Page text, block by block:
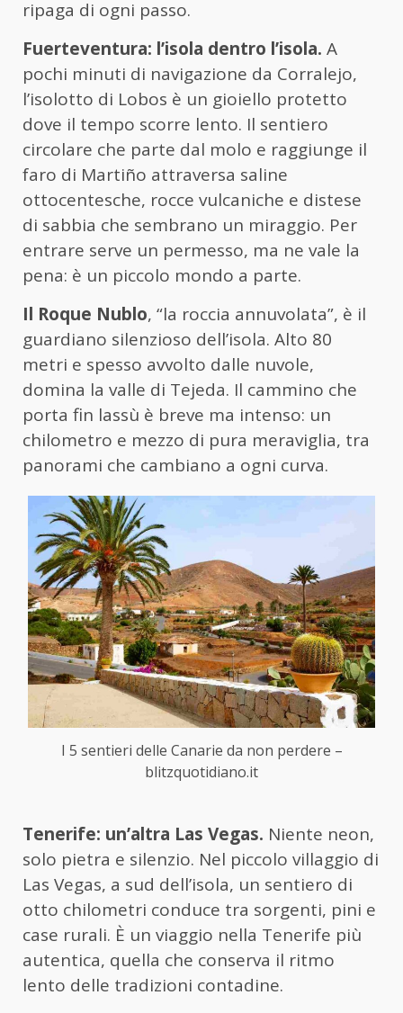
ripaga di ogni passo.
Fuerteventura: l’isola dentro l’isola. A
pochi minuti di navigazione da Corralejo,
l’isolotto di Lobos è un gioiello protetto
dove il tempo scorre lento. Il sentiero
circolare che parte dal molo e raggiunge il
faro di Martiño attraversa saline
ottocentesche, rocce vulcaniche e distese
di sabbia che sembrano un miraggio. Per
entrare serve un permesso, ma ne vale la
pena: è un piccolo mondo a parte.
Il Roque Nublo, “la roccia annuvolata”, è il
guardiano silenzioso dell’isola. Alto 80
metri e spesso avvolto dalle nuvole,
domina la valle di Tejeda. Il cammino che
porta fin lassù è breve ma intenso: un
chilometro e mezzo di pura meraviglia, tra
panorami che cambiano a ogni curva.
I 5 sentieri delle Canarie da non perdere –
blitzquotidiano.it
Tenerife: un’altra Las Vegas. Niente neon,
solo pietra e silenzio. Nel piccolo villaggio di
Las Vegas, a sud dell’isola, un sentiero di
otto chilometri conduce tra sorgenti, pini e
case rurali. È un viaggio nella Tenerife più
autentica, quella che conserva il ritmo
lento delle tradizioni contadine.